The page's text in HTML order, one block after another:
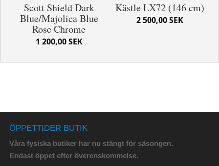
Scott Shield Dark
Blue/Majolica Blue
Rose Chrome
1 200,00 SEK
Kästle LX72 (146 cm)
2 500,00 SEK
ÖPPETTIDER BUTIK
Våra fysiska butiker har nu stängt för säsongen.
Endast öppet efter överenskommelse.